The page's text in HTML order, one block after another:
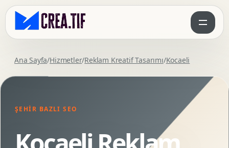
Ana Sayfa/Hizmetler/Reklam Kreatif Tasarımı/Kocaeli
ŞEHIR BAZLI SEO